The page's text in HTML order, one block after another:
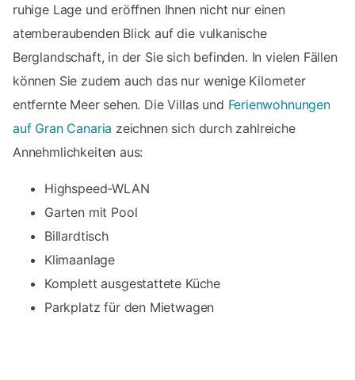
ruhige Lage und eröffnen Ihnen nicht nur einen
atemberaubenden Blick auf die vulkanische
Berglandschaft, in der Sie sich befinden. In vielen Fällen
können Sie zudem auch das nur wenige Kilometer
entfernte Meer sehen. Die Villas und Ferienwohnungen
auf Gran Canaria zeichnen sich durch zahlreiche
Annehmlichkeiten aus:
Highspeed-WLAN
Garten mit Pool
Billardtisch
Klimaanlage
Komplett ausgestattete Küche
Parkplatz für den Mietwagen